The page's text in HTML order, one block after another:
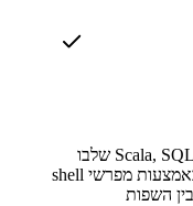
שלבו Scala, SQL, Python, R, Markdown ו-
shell בתוך פתק יחיד באמצעות מפרשי Zeppelin,